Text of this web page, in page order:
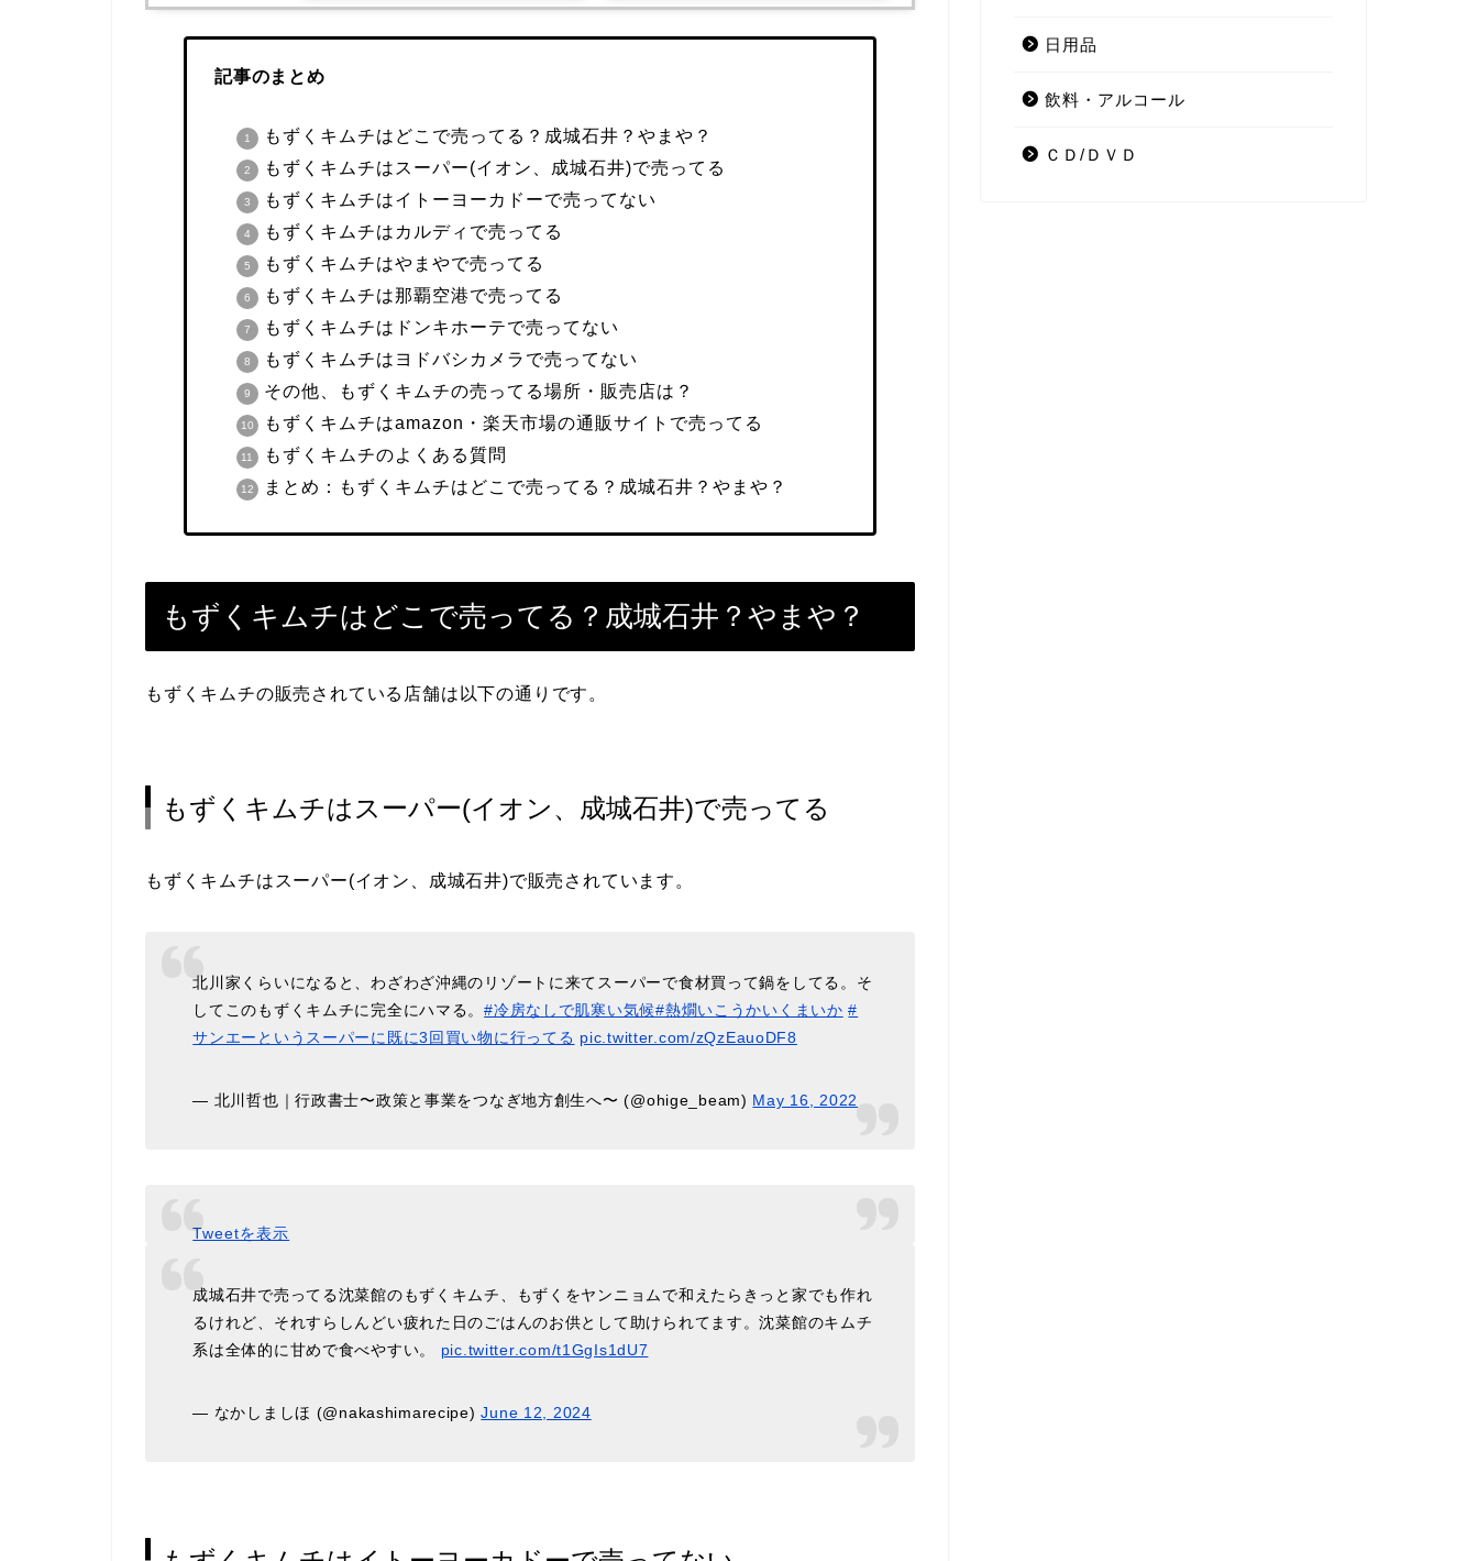
記事のまとめ
もずくキムチはどこで売ってる？成城石井？やまや？
もずくキムチはスーパー(イオン、成城石井)で売ってる
もずくキムチはイトーヨーカドーで売ってない
もずくキムチはカルディで売ってる
もずくキムチはやまやで売ってる
もずくキムチは那覇空港で売ってる
もずくキムチはドンキホーテで売ってない
もずくキムチはヨドバシカメラで売ってない
その他、もずくキムチの売ってる場所・販売店は？
もずくキムチはamazon・楽天市場の通販サイトで売ってる
もずくキムチのよくある質問
まとめ：もずくキムチはどこで売ってる？成城石井？やまや？
もずくキムチはどこで売ってる？成城石井？やまや？
もずくキムチの販売されている店舗は以下の通りです。
もずくキムチはスーパー(イオン、成城石井)で売ってる
もずくキムチはスーパー(イオン、成城石井)で販売されています。
北川家くらいになると、わざわざ沖縄のリゾートに来てスーパーで食材買って鍋をしてる。そ
してこのもずくキムチに完全にハマる。#冷房なしで肌寒い気候#熱燗いこうかいくまいか #
サンエーというスーパーに既に3回買い物に行ってる pic.twitter.com/zQzEauoDF8
— 北川哲也｜行政書士〜政策と事業をつなぎ地方創生へ〜 (@ohige_beam) May 16, 2022
Tweetを表示
成城石井で売ってる沈菜館のもずくキムチ、もずくをヤンニョムで和えたらきっと家でも作れ
るけれど、それすらしんどい疲れた日のごはんのお供として助けられてます。沈菜館のキムチ
系は全体的に甘めで食べやすい。 pic.twitter.com/t1GgIs1dU7
— なかしましほ (@nakashimarecipe)June 12, 2024
日用品
飲料・アルコール
ＣＤ/ＤＶＤ